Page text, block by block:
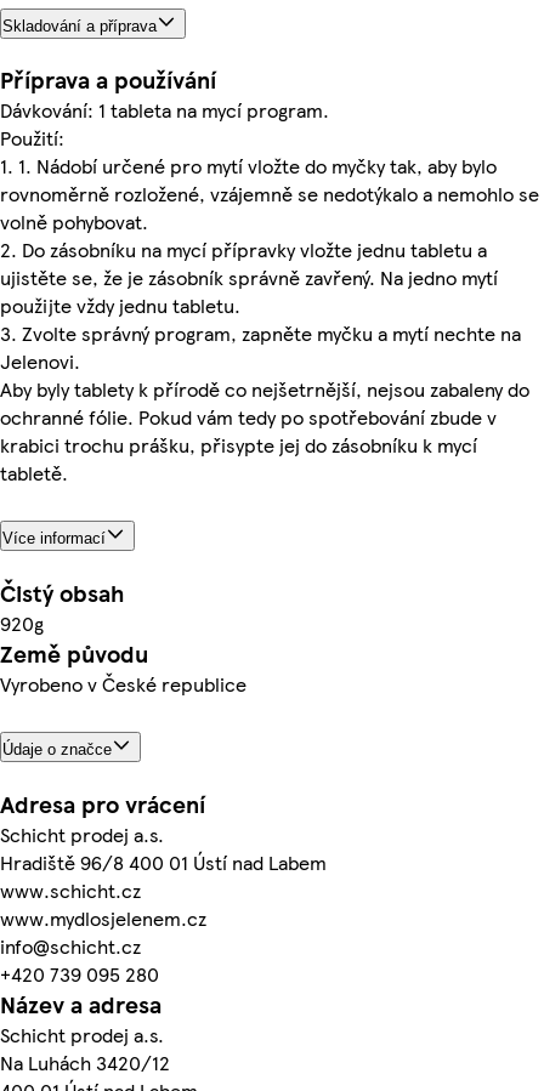
Skladování a příprava
Příprava a používání
Dávkování: 1 tableta na mycí program.
Použití:
1. 1. Nádobí určené pro mytí vložte do myčky tak, aby bylo
rovnoměrně rozložené, vzájemně se nedotýkalo a nemohlo se
volně pohybovat.
2. Do zásobníku na mycí přípravky vložte jednu tabletu a
ujistěte se, že je zásobník správně zavřený. Na jedno mytí
použijte vždy jednu tabletu.
3. Zvolte správný program, zapněte myčku a mytí nechte na
Jelenovi.
Aby byly tablety k přírodě co nejšetrnější, nejsou zabaleny do
ochranné fólie. Pokud vám tedy po spotřebování zbude v
krabici trochu prášku, přisypte jej do zásobníku k mycí
tabletě.
Více informací
Čistý obsah
920g
Země původu
Vyrobeno v České republice
Údaje o značce
Adresa pro vrácení
Schicht prodej a.s.
Hradiště 96/8 400 01 Ústí nad Labem
www.schicht.cz
www.mydlosjelenem.cz
info@schicht.cz
+420 739 095 280
Název a adresa
Schicht prodej a.s.
Na Luhách 3420/12